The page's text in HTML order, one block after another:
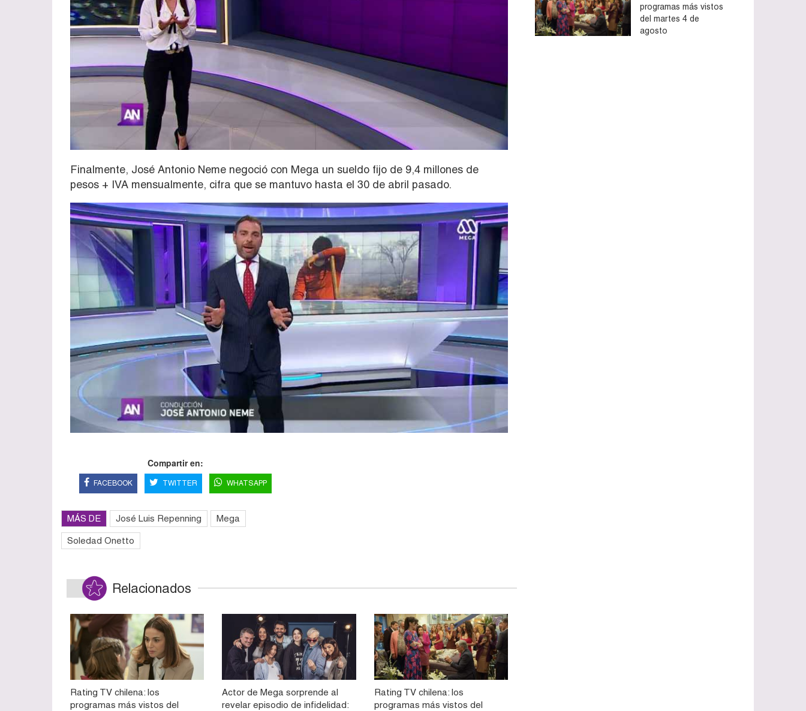
Finalmente, José Antonio Neme negoció con Mega un sueldo fijo de 9,4 millones de
pesos + IVA mensualmente, cifra que se mantuvo hasta el 30 de abril pasado.
Compartir en:
FACEBOOK TWITTER WHATSAPP
MÁS DE José Luis Repenning Mega
Soledad Onetto
Relacionados
Rating TV chilena: los
programas más vistos del
Actor de Mega sorprende al
revelar episodio de infidelidad:
Rating TV chilena: los
programas más vistos del
programas más vistos
del martes 4 de
agosto